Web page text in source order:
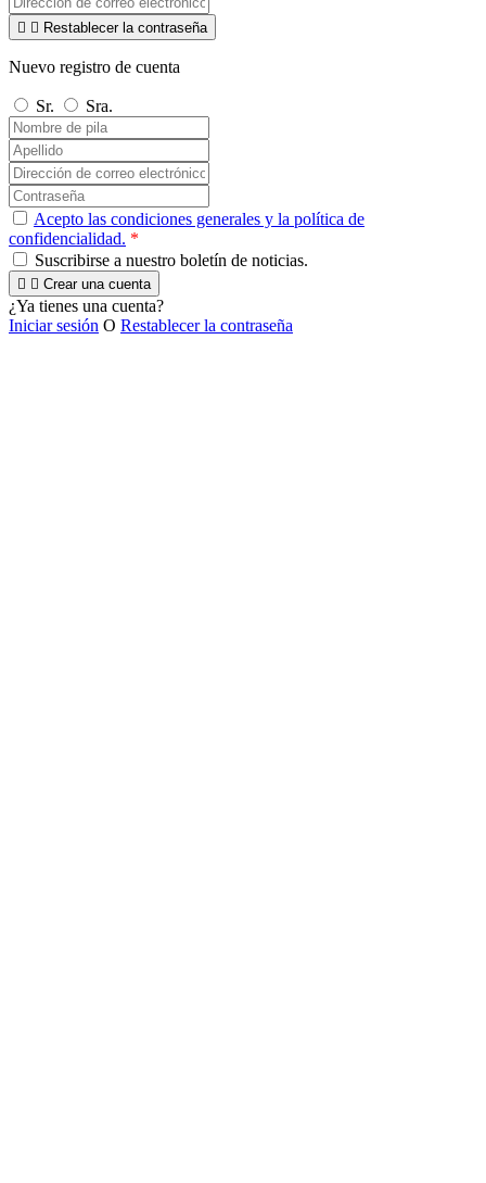
  Restablecer la contraseña
Nuevo registro de cuenta
Sr. Sra.
Acepto las condiciones generales y la política de
confidencialidad. *
Suscribirse a nuestro boletín de noticias.
  Crear una cuenta
¿Ya tienes una cuenta?
Iniciar sesión O Restablecer la contraseña